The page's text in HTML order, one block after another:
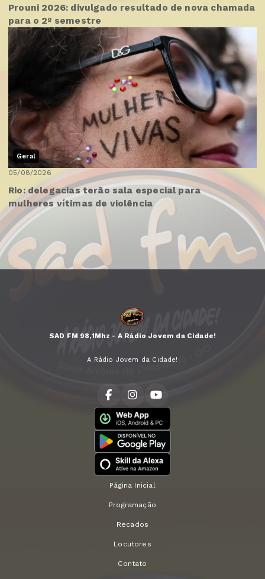
Prouni 2026: divulgado resultado de nova chamada
para o 2º semestre
Geral
05/08/2026
Rio: delegacias terão sala especial para
mulheres vítimas de violência
SAD FM 98,1Mhz - A Rádio Jovem da Cidade!
A Rádio Jovem da Cidade!
Página Inicial
Programação
Recados
Locutores
Contato